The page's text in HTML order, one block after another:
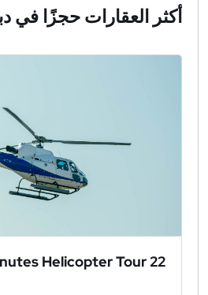
أكثر العقارات حجزًا في
22 Minutes Helicopter Tour